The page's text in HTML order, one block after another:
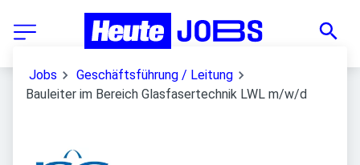
Jobs
Geschäftsführung / Leitung
Bauleiter im Bereich Glasfasertechnik LWL m/w/d